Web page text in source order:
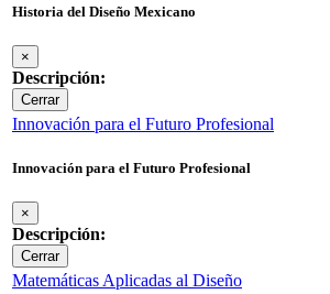
Historia del Diseño Mexicano
×
Descripción:
Cerrar
Innovación para el Futuro Profesional
Innovación para el Futuro Profesional
×
Descripción:
Cerrar
Matemáticas Aplicadas al Diseño